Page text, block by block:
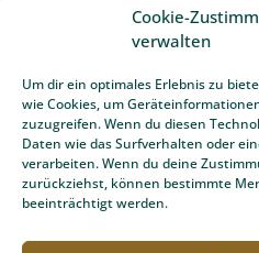
Cookie-
verwalten
Um dir ein optimales Erlebnis zu
wie Cookies, um
zuzugreifen. Wenn du diesen
Daten wie das Surfverhalten oder
verarbeiten. Wenn du deine
zurückziehst, können bestimmte
beeinträchtigt werden.